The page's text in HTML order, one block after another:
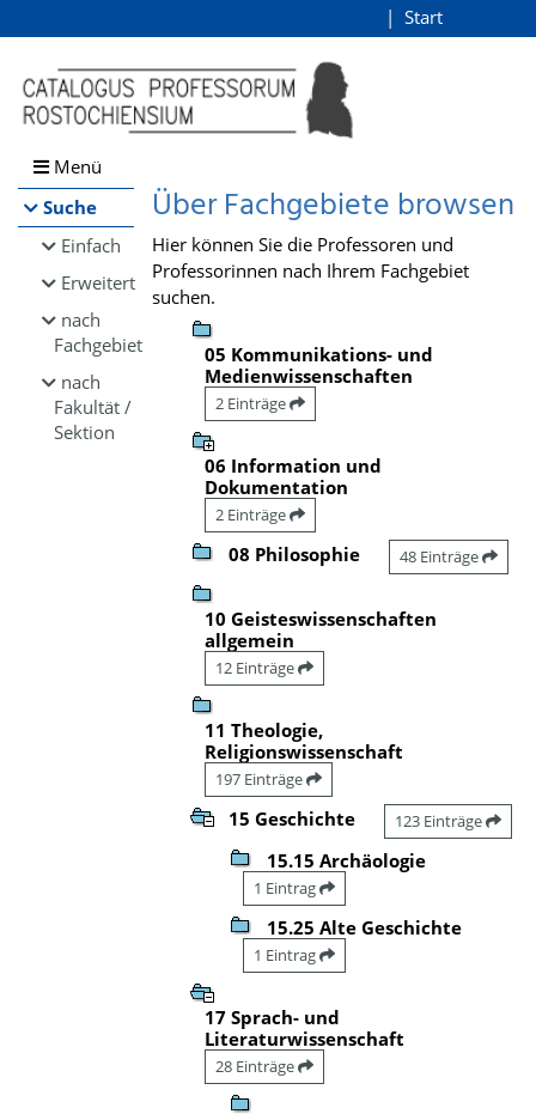
Browsen
direkt zum Inhalt
Start
Menü
Suche
Einfach
Erweitert
nach
Fachgebiet
nach
Fakultät /
Sektion
Über Fachgebiete browsen
Hier können Sie die Professoren und
Professorinnen nach Ihrem Fachgebiet
suchen.
05 Kommunikations- und
Medienwissenschaften
2 Einträge
06 Information und
Dokumentation
2 Einträge
08 Philosophie 48 Einträge
10 Geisteswissenschaften
allgemein
12 Einträge
11 Theologie,
Religionswissenschaft
197 Einträge
15 Geschichte 123 Einträge
15.15 Archäologie
1 Eintrag
15.25 Alte Geschichte
1 Eintrag
17 Sprach- und
Literaturwissenschaft
28 Einträge